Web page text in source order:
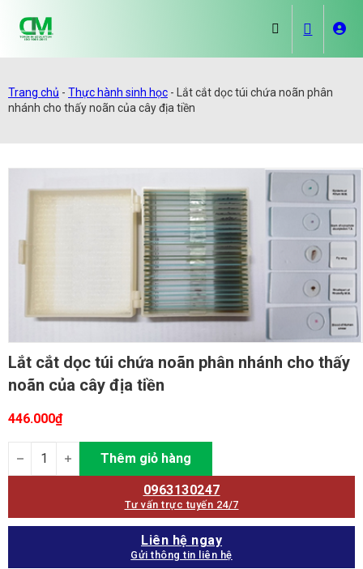
Trang chủ - Thực hành sinh học -
Lắt cắt dọc túi chứa noãn phân
nhánh cho thấy noãn của cây địa tiền
Lắt cắt dọc túi chứa noãn phân nhánh cho thấy
noãn của cây địa tiền
446.000₫
Lắt cắt dọc túi chứa noãn phân nhánh cho thấy noãn của cây
Thêm giỏ hàng
0963130247
Tư vấn trực tuyến 24/7
Liên hệ ngay
Gửi thông tin liên hệ